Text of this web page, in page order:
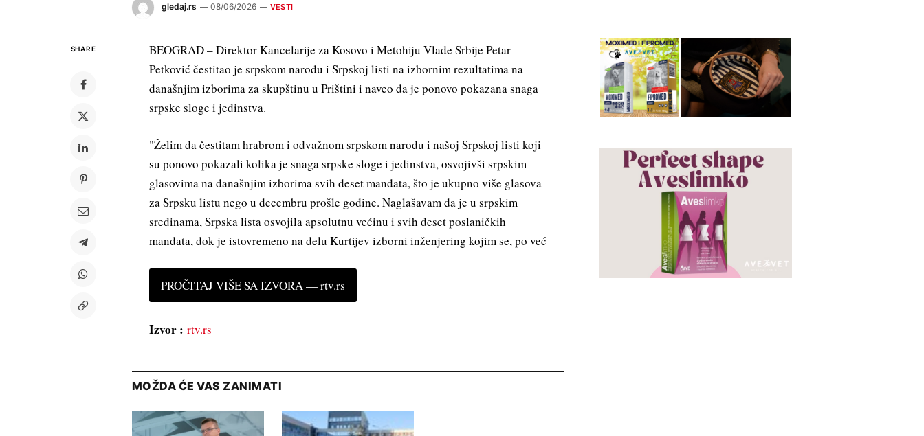
gledaj.rs 08/06/2026 VESTI
SHARE
BEOGRAD – Direktor Kancelarije za Kosovo i Metohiju Vlade Srbije Petar
Petković čestitao je srpskom narodu i Srpskoj listi na izbornim rezultatima na
današnjim izborima za skupštinu u Prištini i naveo da je ponovo pokazana snaga
srpske sloge i jedinstva.
"Želim da čestitam hrabrom i odvažnom srpskom narodu i našoj Srpskoj listi koji
su ponovo pokazali kolika je snaga srpske sloge i jedinstva, osvojivši srpskim
glasovima na današnjim izborima svih deset mandata, što je ukupno više glasova
za Srpsku listu nego u decembru prošle godine. Naglašavam da je u srpskim
sredinama, Srpska lista osvojila apsolutnu većinu i svih deset poslaničkih
mandata, dok je istovremeno na delu Kurtijev izborni inženjering kojim se, po već
PROČITAJ VIŠE SA IZVORA — rtv.rs
Izvor : rtv.rs
MOŽDA ĆE VAS ZANIMATI